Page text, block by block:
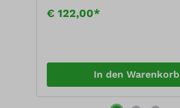
€ 122,00*
In den Warenkorb